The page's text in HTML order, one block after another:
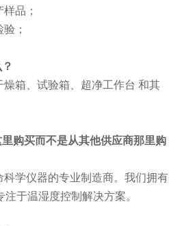
品；
；
箱、试验箱、超净工作台 和其
购买而不是从其他供应商那里购
学仪器的专业制造商。我们拥有
于温湿度控制解决方案。